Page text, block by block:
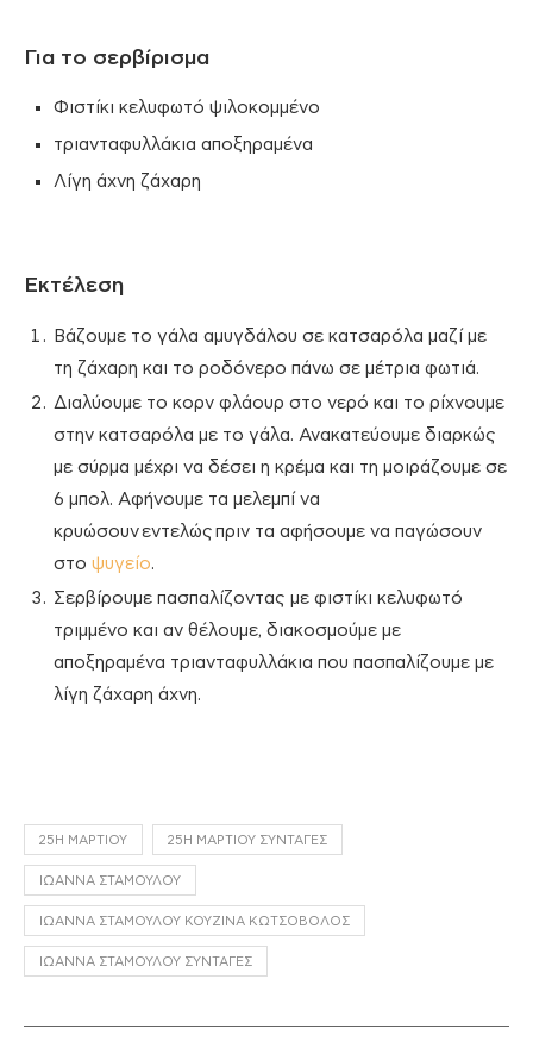
Για το σερβίρισμα
Φιστίκι κελυφωτό ψιλοκομμένο
τριανταφυλλάκια αποξηραμένα
Λίγη άχνη ζάχαρη
Εκτέλεση
Βάζουμε το γάλα αμυγδάλου σε κατσαρόλα μαζί με
τη ζάχαρη και το ροδόνερο πάνω σε μέτρια φωτιά.
Διαλύουμε το κορν φλάουρ στο νερό και το ρίχνουμε
στην κατσαρόλα με το γάλα. Ανακατεύουμε διαρκώς
με σύρμα μέχρι να δέσει η κρέμα και τη μοιράζουμε σε
6 μπολ. Αφήνουμε τα μελεμπί να
κρυώσουν εντελώς πριν τα αφήσουμε να παγώσουν
στο ψυγείο.
Σερβίρουμε πασπαλίζοντας με φιστίκι κελυφωτό
τριμμένο και αν θέλουμε, διακοσμούμε με
αποξηραμένα τριανταφυλλάκια που πασπαλίζουμε με
λίγη ζάχαρη άχνη.
25Η ΜΑΡΤΊΟΥ 25Η ΜΑΡΤΊΟΥ ΣΥΝΤΑΓΈΣ
ΙΩΆΝΝΑ ΣΤΑΜΟΎΛΟΥ
ΙΩΆΝΝΑ ΣΤΑΜΟΎΛΟΥ ΚΟΥΖΊΝΑ ΚΩΤΣΌΒΟΛΟΣ
ΙΩΆΝΝΑ ΣΤΑΜΟΎΛΟΥ ΣΥΝΤΑΓΈΣ